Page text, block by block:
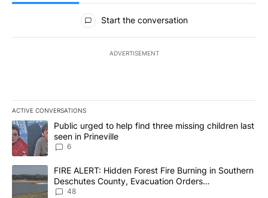
All Comments
Start the conversation
ADVERTISEMENT
ACTIVE CONVERSATIONS
The following is a list of the most commented articles in the last
A trending article titled "Public urged to help find three missing
Public urged to help find three missing children last
seen in Prineville
6
A trending article titled "FIRE ALERT: Hidden Forest Fire
FIRE ALERT: Hidden Forest Fire Burning in Southern
Deschutes County, Evacuation Orders
Implemented
48